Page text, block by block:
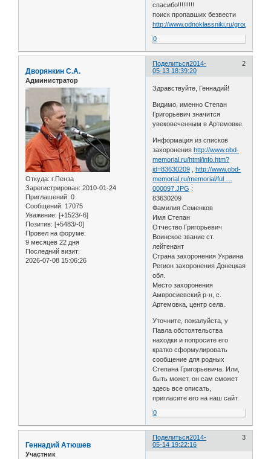
спасибо!!!!!!!!!
поиск пропавших безвести
http://www.odnoklassniki.ru/group/
0
Поделиться 2
2014-
05-13 18:39:20
Дворянкин С.А.
Администратор
Откуда: г.Пенза
Зарегистрирован: 2010-01-24
Приглашений: 0
Сообщений: 17075
Уважение: [+1523/-6]
Позитив: [+5483/-0]
Провел на форуме:
9 месяцев 22 дня
Последний визит:
2026-07-08 15:06:26
Здравствуйте, Геннадий!
Видимо, именно Степан
Григорьевич значится
увековеченным в Артемовке.
Информация из списков
захоронения http://www.obd-
memorial.ru/html/info.htm?
id=83630209
http://www.obd-
memorial.ru/memorial/ful …
000097.JPG :
83630209
Фамилия Семенков
Имя Степан
Отчество Григорьевич
Воинское звание ст.
лейтенант
Страна захоронения Украина
Регион захоронения Донецкая
обл.
Место захоронения
Амвросиевский р-н, с.
Артемовка, центр села.
Уточните, пожалуйста, у
Павла обстоятельства
находки и попросите его
кратко сформулировать
сообщение для родных
Степана Григорьевича. Или,
быть может, он сам сможет
здесь все описать,
пригласите его на наш сайт.
0
Поделиться 3
2014-
05-14 19:22:16
Геннадий Атюшев
Участник